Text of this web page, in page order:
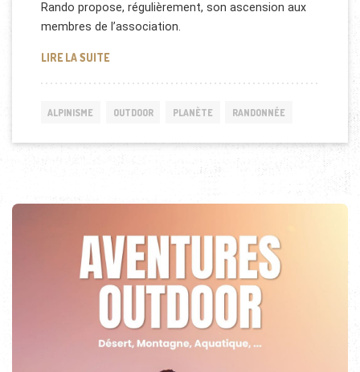
Rando propose, régulièrement, son ascension aux
membres de l’association.
LIRE LA SUITECOMMENT LE TOUBKAL EST DEVENU LA PLUS
ALPINISME OUTDOOR PLANÈTE RANDONNÉE